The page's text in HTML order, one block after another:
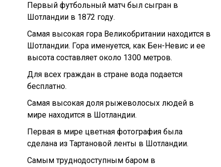
Первый футбольный матч был сыгран в
Шотландии в 1872 году.
Самая высокая гора Великобритании находится в
Шотландии. Гора именуется, как Бен-Невис и ее
высота составляет около 1300 метров.
Для всех граждан в стране вода подается
бесплатно.
Самая высокая доля рыжеволосых людей в
мире находится в Шотландии.
Первая в мире цветная фотография была
сделана из Тартановой ленты в Шотландии.
Самым труднодоступным баром в